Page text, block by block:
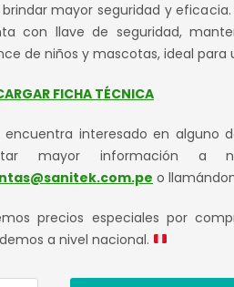
mayor seguridad y
con llave de seguridad,
de niños y mascotas, ideal para
FICHA TÉCNICA
encuentra interesado en alguno
mayor información a
o
precios especiales por
a nivel nacional.